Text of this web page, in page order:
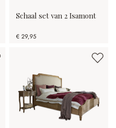
Schaal set van 2 Isamont
€ 29,95